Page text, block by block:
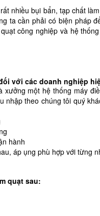
nhiều bụi bẩn, tạp chất
ta cần phải có biện pháp
công nghiệp và hệ
với các doanh nghiệp
một hệ thống máy
theo chúng tôi quý
hành
áp ụng phù hợp với từng
quạt sau: